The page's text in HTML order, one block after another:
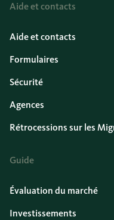
Aide et contacts
Aide et contacts
Formulaires
Sécurité
Agences
Rétrocessions sur les
Guide
Évaluation du marché
Investissements